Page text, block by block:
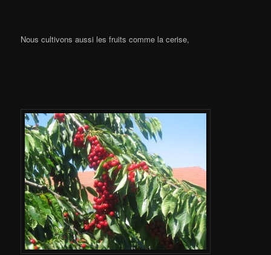
Nous cultivons aussi les fruits comme la cerise,